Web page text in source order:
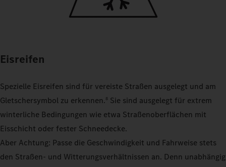
Eisreifen
Spezielle Eisreifen sind für vereiste Straßen ausgelegt und am
Gletschersymbol zu erkennen.8 Sie sind ausgelegt für extrem
winterliche Bedingungen wie etwa Straßenoberflächen mit
Eisschicht oder fester Schneedecke.
Aber Achtung: Passe die Geschwindigkeit und Fahrweise stets
den Straßen- und Witterungsverhältnissen an. Denn unabhängig